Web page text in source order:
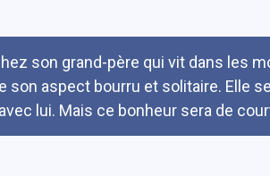
son grand-père qui vit dans les
son aspect bourru et solitaire. Elle
lui. Mais ce bonheur sera de